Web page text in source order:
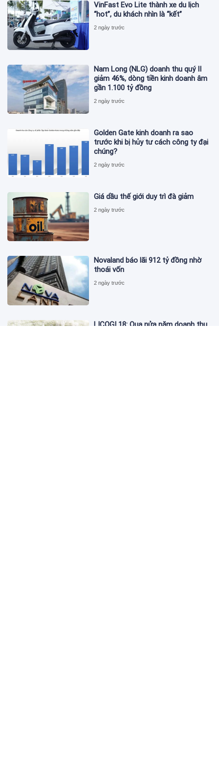
VinFast Evo Lite thành xe du lịch
“hot”, du khách nhìn là “kết”
2 ngày trước
Nam Long (NLG) doanh thu quý II
giảm 46%, dòng tiền kinh doanh âm
gần 1.100 tỷ đồng
2 ngày trước
Golden Gate kinh doanh ra sao
trước khi bị hủy tư cách công ty đại
chúng?
2 ngày trước
Giá dầu thế giới duy trì đà giảm
2 ngày trước
Novaland báo lãi 912 tỷ đồng nhờ
thoái vốn
2 ngày trước
LICOGI 18: Qua nửa năm doanh thu